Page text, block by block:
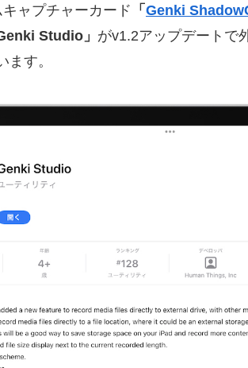
ャプチャーカード 「 Genki
Studio」 がv1.2アップデートで
ます。